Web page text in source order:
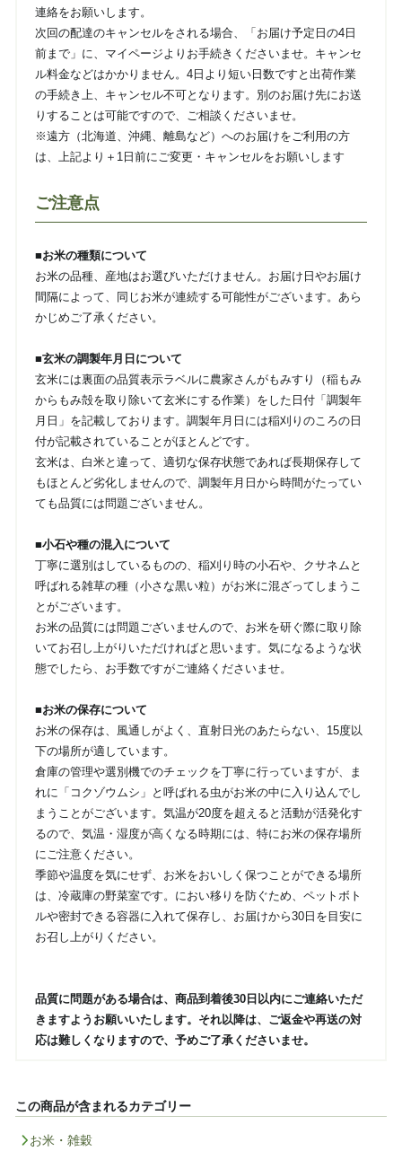
連絡をお願いします。
次回の配達のキャンセルをされる場合、「お届け予定日の4日
前まで」に、マイページよりお手続きくださいませ。キャンセ
ル料金などはかかりません。4日より短い日数ですと出荷作業
の手続き上、キャンセル不可となります。別のお届け先にお送
りすることは可能ですので、ご相談くださいませ。
※遠方（北海道、沖縄、離島など）へのお届けをご利用の方
は、上記より＋1日前にご変更・キャンセルをお願いします
ご注意点
■お米の種類について
お米の品種、産地はお選びいただけません。お届け日やお届け
間隔によって、同じお米が連続する可能性がございます。あら
かじめご了承ください。
■玄米の調製年月日について
玄米には裏面の品質表示ラベルに農家さんがもみすり（稲もみ
からもみ殻を取り除いて玄米にする作業）をした日付「調製年
月日」を記載しております。調製年月日には稲刈りのころの日
付が記載されていることがほとんどです。
玄米は、白米と違って、適切な保存状態であれば長期保存して
もほとんど劣化しませんので、調製年月日から時間がたってい
ても品質には問題ございません。
■小石や種の混入について
丁寧に選別はしているものの、稲刈り時の小石や、クサネムと
呼ばれる雑草の種（小さな黒い粒）がお米に混ざってしまうこ
とがございます。
お米の品質には問題ございませんので、お米を研ぐ際に取り除
いてお召し上がりいただければと思います。気になるような状
態でしたら、お手数ですがご連絡くださいませ。
■お米の保存について
お米の保存は、風通しがよく、直射日光のあたらない、15度以
下の場所が適しています。
倉庫の管理や選別機でのチェックを丁寧に行っていますが、ま
れに「コクゾウムシ」と呼ばれる虫がお米の中に入り込んでし
まうことがございます。気温が20度を超えると活動が活発化す
るので、気温・湿度が高くなる時期には、特にお米の保存場所
にご注意ください。
季節や温度を気にせず、お米をおいしく保つことができる場所
は、冷蔵庫の野菜室です。におい移りを防ぐため、ペットボト
ルや密封できる容器に入れて保存し、お届けから30日を目安に
お召し上がりください。
品質に問題がある場合は、商品到着後30日以内にご連絡いただ
きますようお願いいたします。それ以降は、ご返金や再送の対
応は難しくなりますので、予めご了承くださいませ。
この商品が含まれるカテゴリー
お米・雑穀